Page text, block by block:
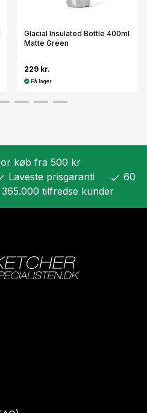
Glacial Insulated Bottle 400ml
Matte Green
229 kr.
På lager
køb fra 500 kr
Laveste prisgaranti check 60
365.000 tilfredse kunder